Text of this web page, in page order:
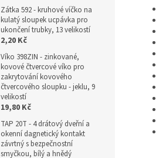
Zátka 592 - kruhové víčko na
kulatý sloupek ucpávka pro
ukončení trubky, 13 velikostí
2,20 Kč
Víko 398ZIN - zinkované,
kovové čtvercové víko pro
zakrytování kovového
čtvercového sloupku - jeklu, 9
velikostí
19,80 Kč
TAP 20T - 4 drátový dveřní a
okenní dagnetický kontakt
závrtný s bezpečnostní
smyčkou, bílý a hnědý